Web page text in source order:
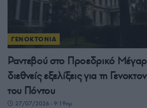
ΓΕΝΟΚΤΟΝΙΑ
Ραντεβού στο Προεδρικό
διεθνείς εξελίξεις για τη
του Πόντου
27/07/2026 - 9:19πμ